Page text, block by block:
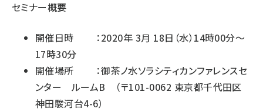
セミナー概要
開催日時 ：2020年 3月 18日（水）14時00分～
17時30分
開催場所 ：御茶ノ水ソラシティカンファレンスセ
ンター ルームB （〒101-0062 東京都千代田区
神田駿河台4-6）